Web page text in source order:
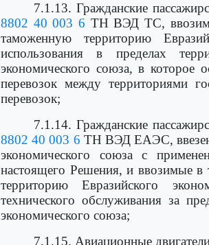
7.1.13. Гражданские
8802 40 003 6 ТН ВЭД ТС,
таможенную территорию
использования в пределах
экономического союза, в которое
перевозок между территориями
перевозок;
7.1.14. Гражданские
8802 40 003 6 ТН ВЭД ЕАЭС,
экономического союза с
настоящего Решения, и ввозимые в
территорию Евразийского
технического обслуживания за
экономического союза;
7.1.15. Авиационные